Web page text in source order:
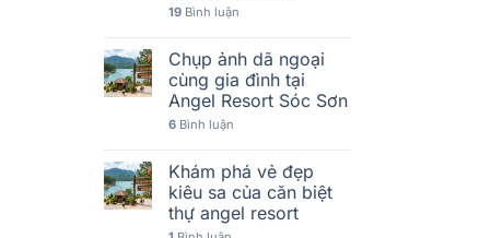
19Bình luận
Chụp ảnh dã ngoại
cùng gia đình tại
Angel Resort Sóc Sơn
6Bình luận
Khám phá vẻ đẹp
kiêu sa của căn biệt
thự angel resort